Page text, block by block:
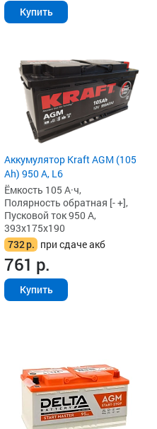
Купить
Аккумулятор Kraft AGM (105
Ah) 950 А, L6
Ёмкость 105 А·ч,
Полярность обратная [- +],
Пусковой ток 950 А,
393x175x190
732р. при сдаче акб
761 р.
Купить